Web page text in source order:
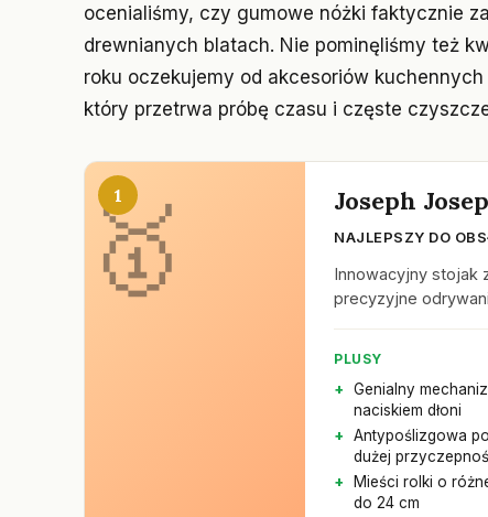
ocenialiśmy, czy gumowe nóżki faktycznie
drewnianych blatach. Nie pominęliśmy też
roku oczekujemy od akcesoriów
który przetrwa próbę czasu i częste
1 Joseph
NAJLEPSZY DO
Innowacyjny stojak
precyzyjne
PLUSY
Genialny
naciskiem dłoni
Antypoślizgowa
dużej
Mieści rolki o
do 24 cm